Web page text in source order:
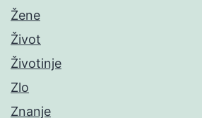
Žene
Život
Životinje
Zlo
Znanje